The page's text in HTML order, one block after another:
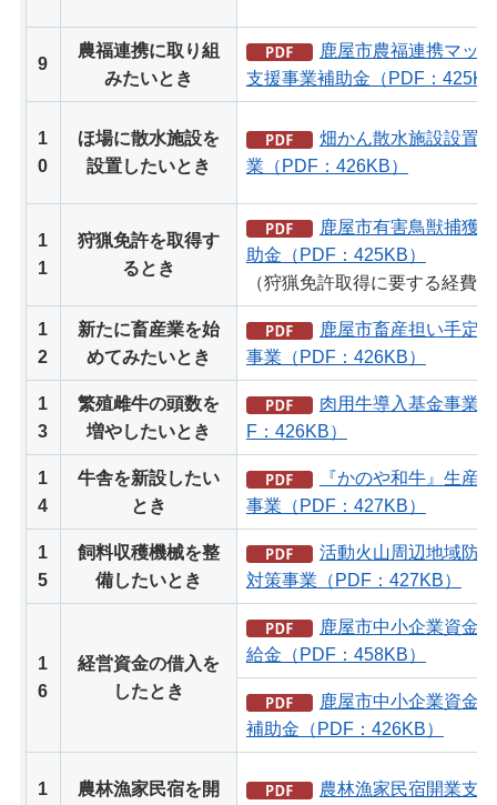
9
農福連携に取り組
みたいとき
鹿屋市農福連携マッ
支援事業補助金（PDF：
1
0
ほ場に散水施設を
設置したいとき
畑かん散水施設設置
業（PDF：426KB）
1
1
狩猟免許を取得す
るとき
鹿屋市有害鳥獣捕獲
助金（PDF：425KB）
（狩猟免許取得に要する経費）
1
2
新たに畜産業を始
めてみたいとき
鹿屋市畜産担い手定
事業（PDF：426KB）
1
3
繁殖雌牛の頭数を
増やしたいとき
肉用牛導入基金事業
F：426KB）
1
4
牛舎を新設したい
とき
『かのや和牛』生産
事業（PDF：427KB）
1
5
飼料収穫機械を整
備したいとき
活動火山周辺地域防
対策事業（PDF：427KB）
1
6
経営資金の借入を
したとき
鹿屋市中小企業資金
給金（PDF：458KB）
鹿屋市中小企業資金
補助金（PDF：426KB）
1
農林漁家民宿を開
農林漁家民宿開業支